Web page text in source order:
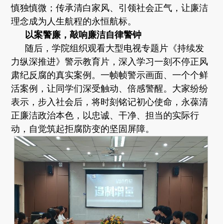
慎独慎微；传承清白家风、引领社会正气，让廉洁
理念成为人生航程的永恒航标。
以案警廉，敲响廉洁自律警钟
随后，学院组织观看大型电视专题片《持续发
力纵深推进》警示教育片，深入学习一刻不停正风
肃纪反腐的真实案例。一帧帧警示画面、一个个鲜
活案例，让同学们深受触动、倍感警醒。大家纷纷
表示，步入社会后，将时刻铭记初心使命，永葆清
正廉洁政治本色，以忠诚、干净、担当的实际行
动，自觉筑起拒腐防变的坚固屏障。